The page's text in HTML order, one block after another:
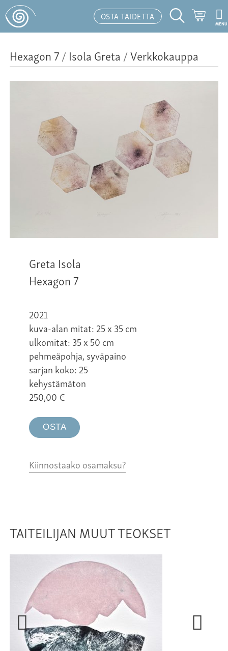
OSTA TAIDETTA
Hakutoiminto
MENU
Hexagon 7/ Isola Greta /Verkkokauppa
Greta Isola
Hexagon 7
2021
kuva-alan mitat: 25 x 35 cm
ulkomitat: 35 x 50 cm
pehmeäpohja, syväpaino
sarjan koko: 25
kehystämäton
250,00€
OSTA
Kiinnostaako osamaksu?
TAITEILIJAN MUUT TEOKSET